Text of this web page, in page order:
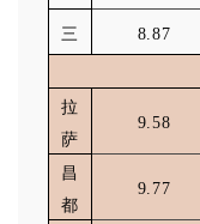
三 8.87
拉
萨
9.58
昌
都
9.77